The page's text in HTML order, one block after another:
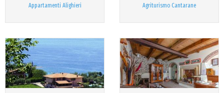
Appartamenti Alighieri Agriturismo Cantarane